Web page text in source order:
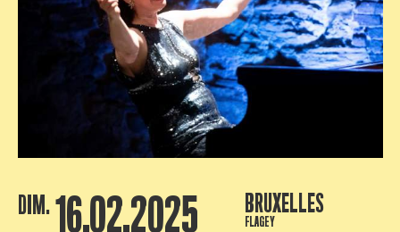
DIM. 16.02.2025 BRUXELLES
FLAGEY